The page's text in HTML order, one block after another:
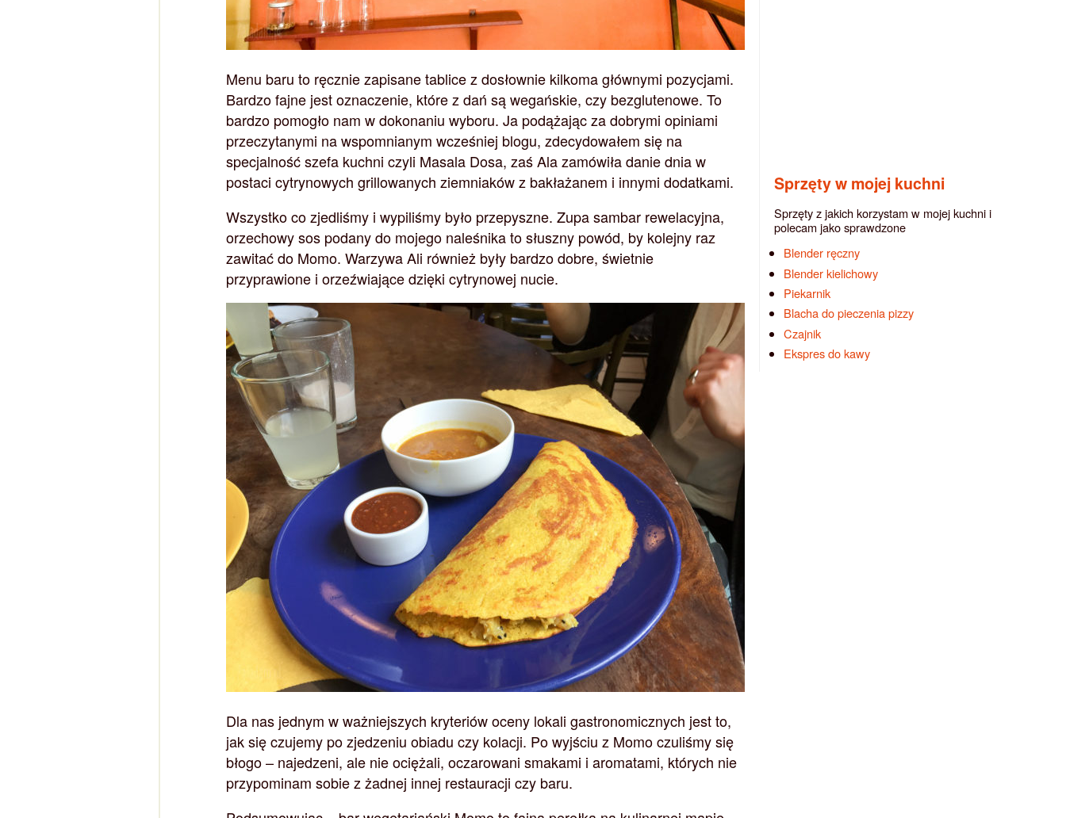
Menu baru to ręcznie zapisane tablice z dosłownie kilkoma głównymi pozycjami.
Bardzo fajne jest oznaczenie, które z dań są wegańskie, czy bezglutenowe. To
bardzo pomogło nam w dokonaniu wyboru. Ja podążając za dobrymi opiniami
przeczytanymi na wspomnianym wcześniej blogu, zdecydowałem się na
specjalność szefa kuchni czyli Masala Dosa, zaś Ala zamówiła danie dnia w
postaci cytrynowych grillowanych ziemniaków z bakłażanem i innymi dodatkami.
Wszystko co zjedliśmy i wypiliśmy było przepyszne. Zupa sambar rewelacyjna,
orzechowy sos podany do mojego naleśnika to słuszny powód, by kolejny raz
zawitać do Momo. Warzywa Ali również były bardzo dobre, świetnie
przyprawione i orzeźwiające dzięki cytrynowej nucie.
Dla nas jednym w ważniejszych kryteriów oceny lokali gastronomicznych jest to,
jak się czujemy po zjedzeniu obiadu czy kolacji. Po wyjściu z Momo czuliśmy się
błogo – najedzeni, ale nie ociężali, oczarowani smakami i aromatami, których nie
przypominam sobie z żadnej innej restauracji czy baru.
Sprzęty w mojej kuchni
Sprzęty z jakich korzystam w mojej kuchni i
polecam jako sprawdzone
Blender ręczny
Blender kielichowy
Piekarnik
Blacha do pieczenia pizzy
Czajnik
Ekspres do kawy